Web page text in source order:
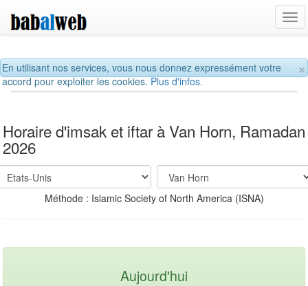
×
En utilisant nos services, vous nous donnez expressément votre
accord pour exploiter les cookies.Plus d'infos.
Horaire d'imsak et iftar à Van Horn, Ramadan
2026
Méthode : Islamic Society of North America (ISNA)
Aujourd'hui